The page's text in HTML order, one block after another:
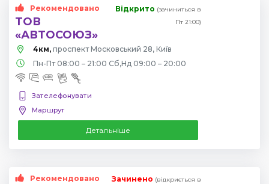
Рекомендовано
ТОВ
«АВТОСОЮЗ»
Відкрито (зачиниться в
Пт 21:00)
4км, проспект Московський 28, Київ
Пн-Пт 08:00 – 21:00 Сб,Нд 09:00 – 20:00
Зателефонувати
Маршрут
Детальніше
Рекомендовано Зачинено (відкриється в